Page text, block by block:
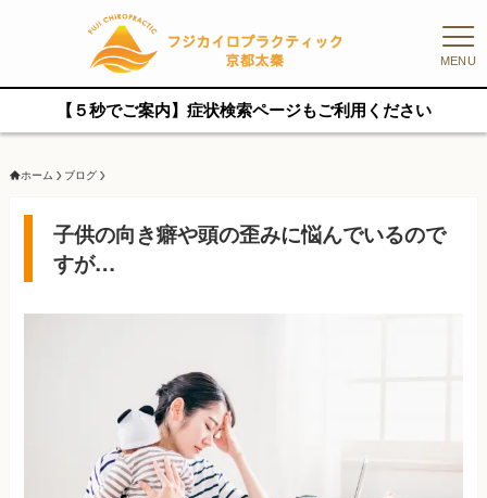
MENU
【５秒でご案内】症状検索ページもご利用ください
ホーム ブログ
子供の向き癖や頭の歪みに悩んでいるので
すが…